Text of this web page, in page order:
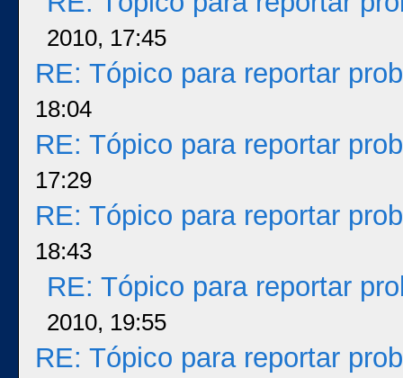
2010, 17:45
RE: Tópico para reportar
18:04
RE: Tópico para reportar
17:29
RE: Tópico para reportar
18:43
RE: Tópico para reportar
2010, 19:55
RE: Tópico para reportar